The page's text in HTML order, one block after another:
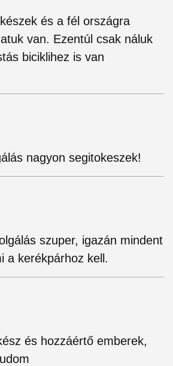
és a fél országra
van. Ezentúl csak náluk
biciklihez is van
nagyon segitokeszek!
szuper, igazán mindent
a kerékpárhoz kell.
és hozzáértő emberek,